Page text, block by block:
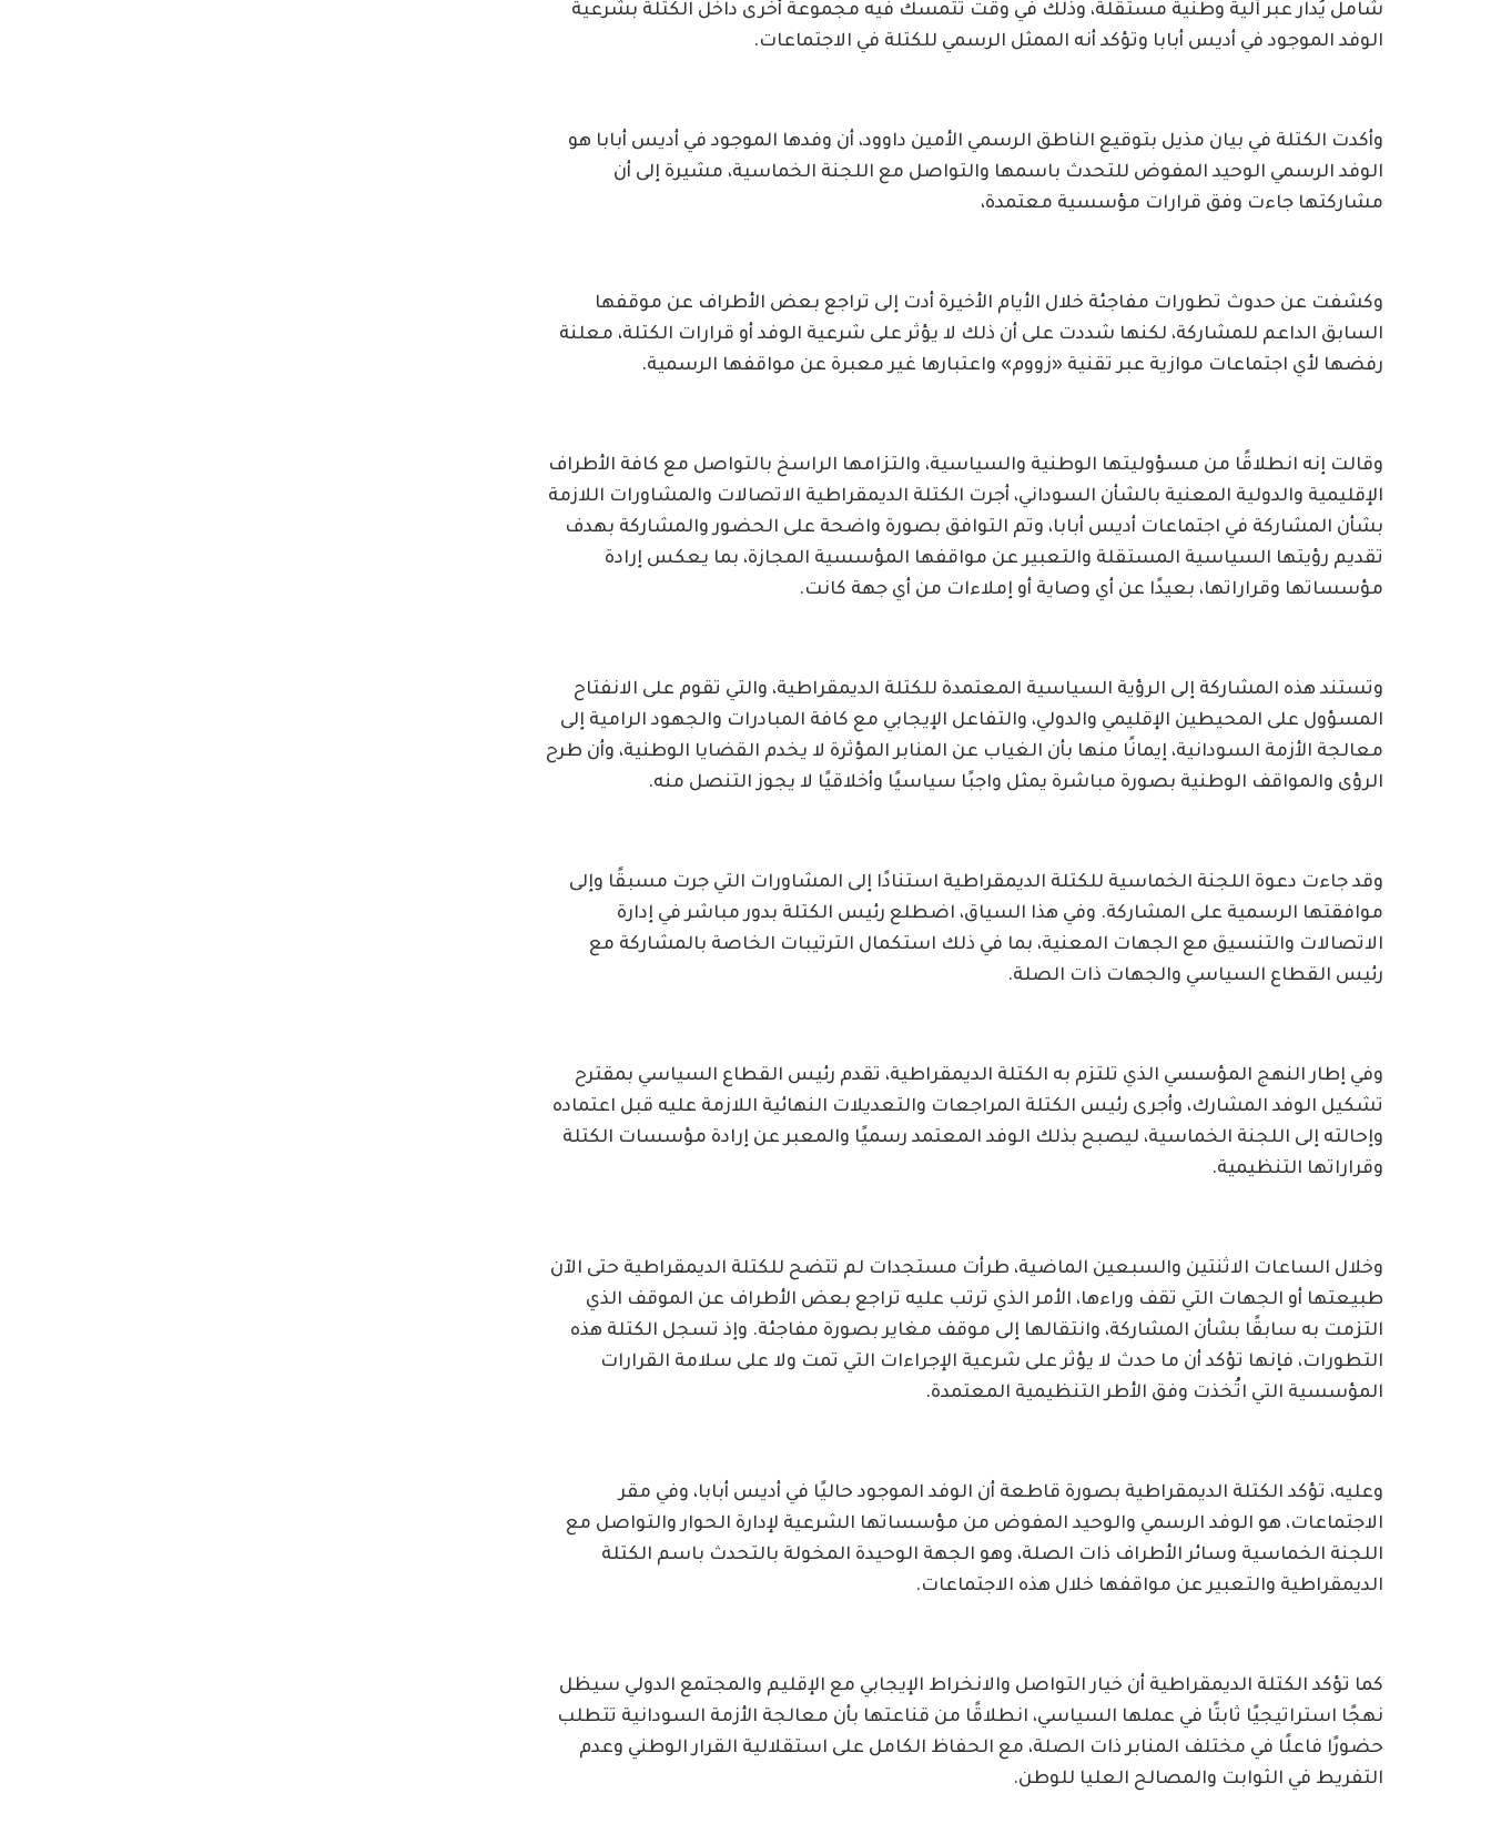
شامل يُدار عبر آلية وطنية مستقلة، وذلك في وقت تتمسك فيه مجموعة أخرى داخل الكتلة بشرعية
الوفد الموجود في أديس أبابا وتؤكد أنه الممثل الرسمي للكتلة في الاجتماعات.
وأكدت الكتلة في بيان مذيل بتوقيع الناطق الرسمي الأمين داوود، أن وفدها الموجود في أديس أبابا هو
الوفد الرسمي الوحيد المفوض للتحدث باسمها والتواصل مع اللجنة الخماسية، مشيرة إلى أن
مشاركتها جاءت وفق قرارات مؤسسية معتمدة،
وكشفت عن حدوث تطورات مفاجئة خلال الأيام الأخيرة أدت إلى تراجع بعض الأطراف عن موقفها
السابق الداعم للمشاركة، لكنها شددت على أن ذلك لا يؤثر على شرعية الوفد أو قرارات الكتلة، معلنة
رفضها لأي اجتماعات موازية عبر تقنية «زووم» واعتبارها غير معبرة عن مواقفها الرسمية.
وقالت إنه انطلاقًا من مسؤوليتها الوطنية والسياسية، والتزامها الراسخ بالتواصل مع كافة الأطراف
الإقليمية والدولية المعنية بالشأن السوداني، أجرت الكتلة الديمقراطية الاتصالات والمشاورات اللازمة
بشأن المشاركة في اجتماعات أديس أبابا، وتم التوافق بصورة واضحة على الحضور والمشاركة بهدف
تقديم رؤيتها السياسية المستقلة والتعبير عن مواقفها المؤسسية المجازة، بما يعكس إرادة
مؤسساتها وقراراتها، بعيدًا عن أي وصاية أو إملاءات من أي جهة كانت.
وتستند هذه المشاركة إلى الرؤية السياسية المعتمدة للكتلة الديمقراطية، والتي تقوم على الانفتاح
المسؤول على المحيطين الإقليمي والدولي، والتفاعل الإيجابي مع كافة المبادرات والجهود الرامية إلى
معالجة الأزمة السودانية، إيمانًا منها بأن الغياب عن المنابر المؤثرة لا يخدم القضايا الوطنية، وأن طرح
الرؤى والمواقف الوطنية بصورة مباشرة يمثل واجبًا سياسيًا وأخلاقيًا لا يجوز التنصل منه.
وقد جاءت دعوة اللجنة الخماسية للكتلة الديمقراطية استنادًا إلى المشاورات التي جرت مسبقًا وإلى
موافقتها الرسمية على المشاركة. وفي هذا السياق، اضطلع رئيس الكتلة بدور مباشر في إدارة
الاتصالات والتنسيق مع الجهات المعنية، بما في ذلك استكمال الترتيبات الخاصة بالمشاركة مع
رئيس القطاع السياسي والجهات ذات الصلة.
وفي إطار النهج المؤسسي الذي تلتزم به الكتلة الديمقراطية، تقدم رئيس القطاع السياسي بمقترح
تشكيل الوفد المشارك، وأجرى رئيس الكتلة المراجعات والتعديلات النهائية اللازمة عليه قبل اعتماده
وإحالته إلى اللجنة الخماسية، ليصبح بذلك الوفد المعتمد رسميًا والمعبر عن إرادة مؤسسات الكتلة
وقراراتها التنظيمية.
وخلال الساعات الاثنتين والسبعين الماضية، طرأت مستجدات لم تتضح للكتلة الديمقراطية حتى الآن
طبيعتها أو الجهات التي تقف وراءها، الأمر الذي ترتب عليه تراجع بعض الأطراف عن الموقف الذي
التزمت به سابقًا بشأن المشاركة، وانتقالها إلى موقف مغاير بصورة مفاجئة. وإذ تسجل الكتلة هذه
التطورات، فإنها تؤكد أن ما حدث لا يؤثر على شرعية الإجراءات التي تمت ولا على سلامة القرارات
المؤسسية التي اتُخذت وفق الأطر التنظيمية المعتمدة.
وعليه، تؤكد الكتلة الديمقراطية بصورة قاطعة أن الوفد الموجود حاليًا في أديس أبابا، وفي مقر
الاجتماعات، هو الوفد الرسمي والوحيد المفوض من مؤسساتها الشرعية لإدارة الحوار والتواصل مع
اللجنة الخماسية وسائر الأطراف ذات الصلة، وهو الجهة الوحيدة المخولة بالتحدث باسم الكتلة
الديمقراطية والتعبير عن مواقفها خلال هذه الاجتماعات.
كما تؤكد الكتلة الديمقراطية أن خيار التواصل والانخراط الإيجابي مع الإقليم والمجتمع الدولي سيظل
نهجًا استراتيجيًا ثابتًا في عملها السياسي، انطلاقًا من قناعتها بأن معالجة الأزمة السودانية تتطلب
حضورًا فاعلًا في مختلف المنابر ذات الصلة، مع الحفاظ الكامل على استقلالية القرار الوطني وعدم
التفريط في الثوابت والمصالح العليا للوطن.